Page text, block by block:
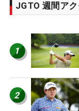
JGTO 週間ア
1
2